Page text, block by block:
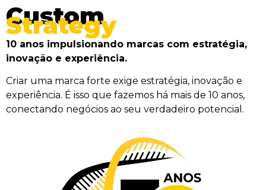
Custom
Strategy
10 anos impulsionando marcas com estratégia,
inovação e experiência.
Criar uma marca forte exige estratégia, inovação e
experiência. É isso que fazemos há mais de 10 anos,
conectando negócios ao seu verdadeiro potencial.